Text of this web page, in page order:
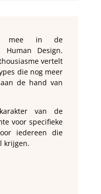
mee in de
Human Design.
vertelt
die nog meer
de hand van
van de
voor specifieke
iedereen die
krijgen.